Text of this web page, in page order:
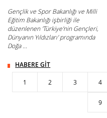
Gençlik ve Spor Bakanlığı ve Milli
Eğitim Bakanlığı işbirliği ile
düzenlenen 'Türkiye'nin Gençleri,
Dünyanın Yıldızları' programında
Doğa ...
HABERE GİT
1 2 3 4
9